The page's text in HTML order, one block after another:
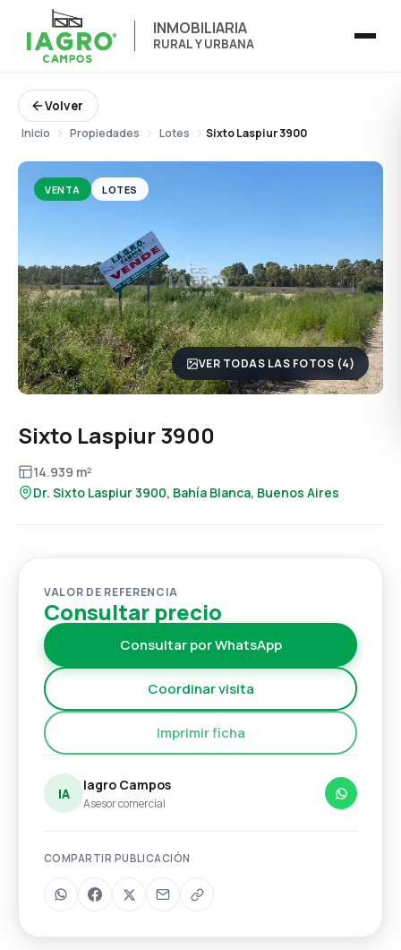
INMOBILIARIA
RURAL Y URBANA
Volver
Inicio Propiedades Lotes Sixto Laspiur 3900
VENTA LOTES
VER TODAS LAS FOTOS (4)
Sixto Laspiur 3900
14.939 m²
Dr. Sixto Laspiur 3900, Bahía Blanca, Buenos Aires
VALOR DE REFERENCIA
Consultar precio
Consultar por WhatsApp
Coordinar visita
Imprimir ficha
IA
Iagro Campos
Asesor comercial
COMPARTIR PUBLICACIÓN